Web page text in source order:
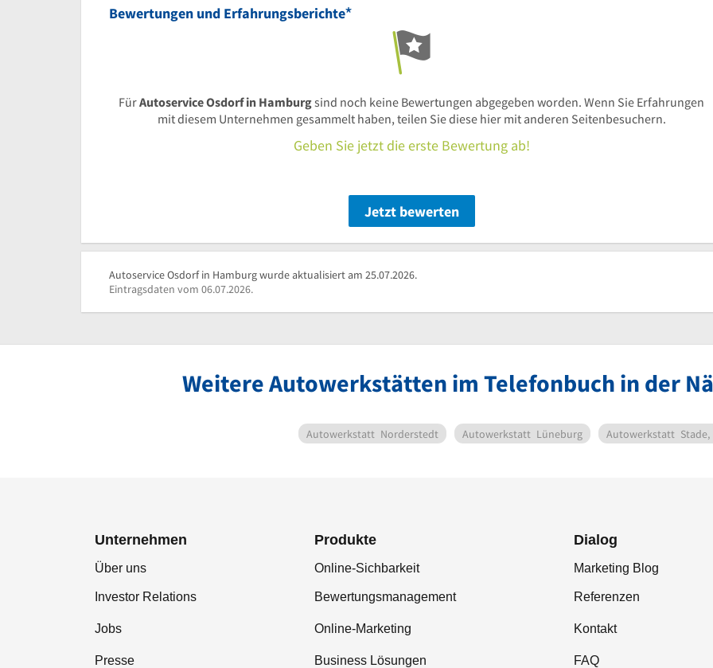
Bewertungen und Erfahrungsberichte*
FürAutoservice Osdorf in Hamburgsind noch keine Bewertungen abgegeben worden. Wenn Sie Erfahrungen
mit diesem Unternehmen gesammelt haben, teilen Sie diese hier mit anderen Seitenbesuchern.
Geben Sie jetzt die erste Bewertung ab!
Jetzt bewerten
Autoservice Osdorf in Hamburg wurde aktualisiert am 25.07.2026.
Eintragsdaten vom 06.07.2026.
Weitere Autowerkstätten im Telefonbuch in der
Autowerkstatt Norderstedt Autowerkstatt Lüneburg Autowerkstatt
Unternehmen
Über uns
Investor Relations
Jobs
Presse
Produkte
Online-Sichbarkeit
Bewertungsmanagement
Online-Marketing
Business Lösungen
Dialog
Marketing Blog
Referenzen
Kontakt
FAQ